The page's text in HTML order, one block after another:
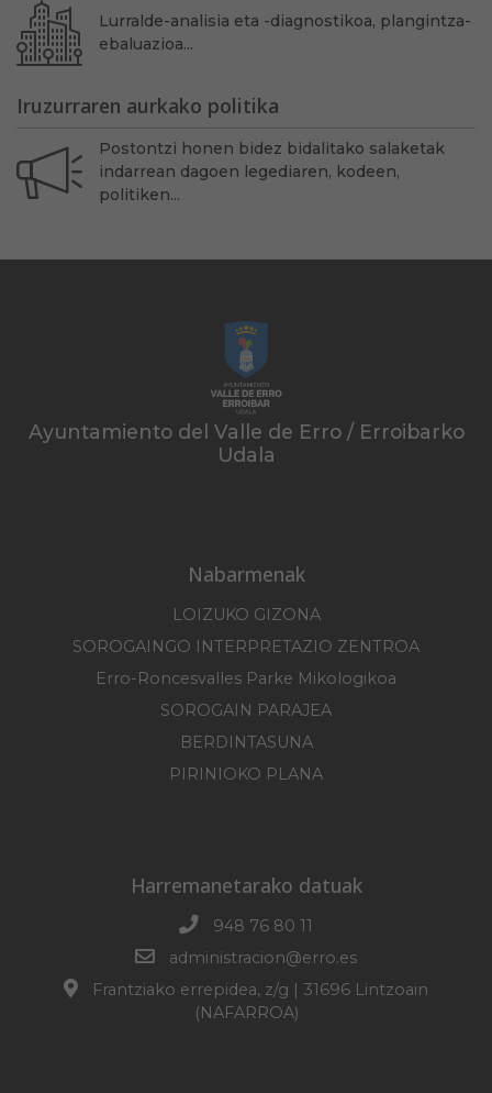
Lurralde-analisia eta -diagnostikoa, plangintza-
ebaluazioa...
Iruzurraren aurkako politika
Postontzi honen bidez bidalitako salaketak
indarrean dagoen legediaren, kodeen,
politiken...
Ayuntamiento del Valle de Erro / Erroibarko
Udala
Nabarmenak
LOIZUKO GIZONA
SOROGAINGO INTERPRETAZIO ZENTROA
Erro-Roncesvalles Parke Mikologikoa
SOROGAIN PARAJEA
BERDINTASUNA
PIRINIOKO PLANA
Harremanetarako datuak
948 76 80 11
administracion@erro.es
Frantziako errepidea, z/g | 31696 Lintzoain
(NAFARROA)